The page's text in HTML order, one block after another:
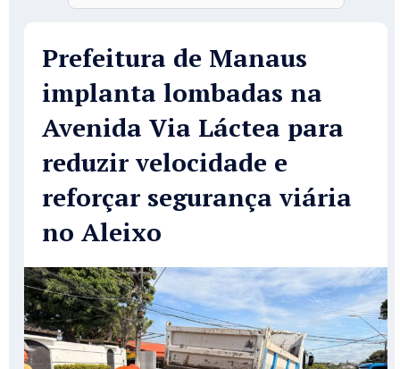
Prefeitura de Manaus
implanta lombadas na
Avenida Via Láctea para
reduzir velocidade e
reforçar segurança viária
no Aleixo